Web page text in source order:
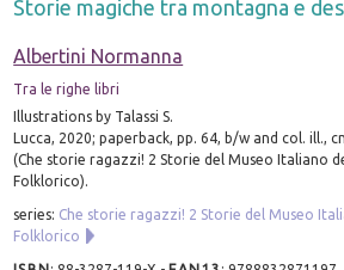
Storie magiche tra montagna e
Albertini Normanna
Tra le righe libri
Illustrations by Talassi S.
Lucca, 2020; paperback, pp. 64, b/w and col. ill.,
(Che storie ragazzi! 2 Storie del Museo Italiano
Folklorico).
series: Che storie ragazzi! 2 Storie del Museo
Folklorico